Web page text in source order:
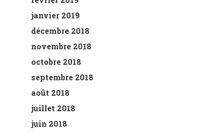
janvier 2019
décembre 2018
novembre 2018
octobre 2018
septembre 2018
août 2018
juillet 2018
juin 2018